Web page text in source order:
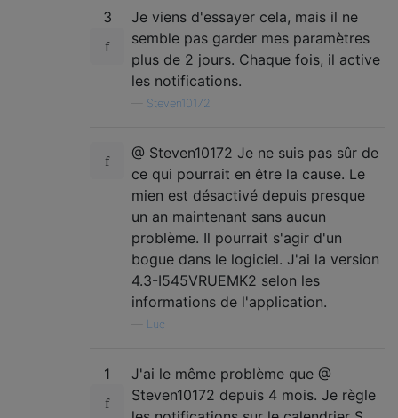
3
Je viens d'essayer cela, mais il ne
semble pas garder mes paramètres
plus de 2 jours. Chaque fois, il active
les notifications.
Steven10172
@ Steven10172 Je ne suis pas sûr de
ce qui pourrait en être la cause. Le
mien est désactivé depuis presque
un an maintenant sans aucun
problème. Il pourrait s'agir d'un
bogue dans le logiciel. J'ai la version
4.3-I545VRUEMK2 selon les
informations de l'application.
Luc
1
J'ai le même problème que @
Steven10172 depuis 4 mois. Je règle